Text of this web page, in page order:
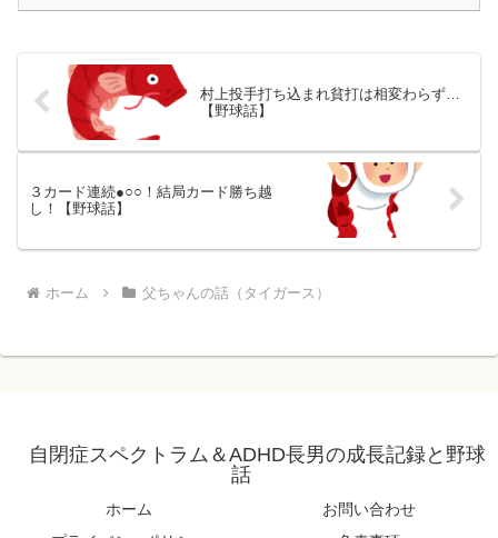
村上投手打ち込まれ貧打は相変わらず…
【野球話】
３カード連続●○○！結局カード勝ち越
し！【野球話】
ホーム 父ちゃんの話（タイガース）
自閉症スペクトラム＆ADHD長男の成長記録と野球
話
ホーム
お問い合わせ